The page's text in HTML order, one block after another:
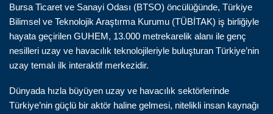
Bursa Ticaret ve Sanayi Odası (BTSO) öncülüğünde, Türkiye
Bilimsel ve Teknolojik Araştırma Kurumu (TÜBİTAK) iş birliğiyle
hayata geçirilen GUHEM, 13.000 metrekarelik alanı ile genç
nesilleri uzay ve havacılık teknolojileriyle buluşturan Türkiye’nin
uzay temalı ilk interaktif merkezidir.
Dünyada hızla büyüyen uzay ve havacılık sektörlerinde
Türkiye’nin güçlü bir aktör haline gelmesi, nitelikli insan kaynağı